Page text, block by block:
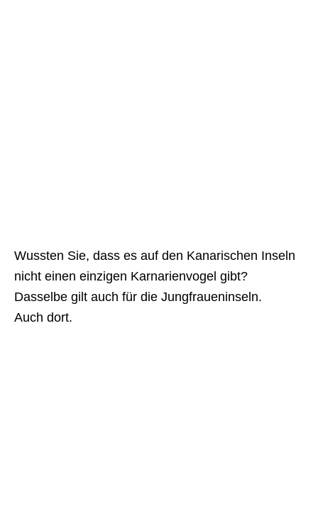
Wussten Sie, dass es auf den Kanarischen Inseln
nicht einen einzigen Karnarienvogel gibt?
Dasselbe gilt auch für die Jungfraueninseln.
Auch dort.